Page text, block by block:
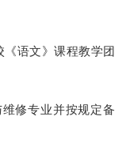
语文》课程教学团
修专业并按规定备